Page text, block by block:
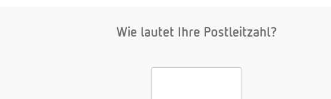
Wie lautet Ihre Postleitzahl?